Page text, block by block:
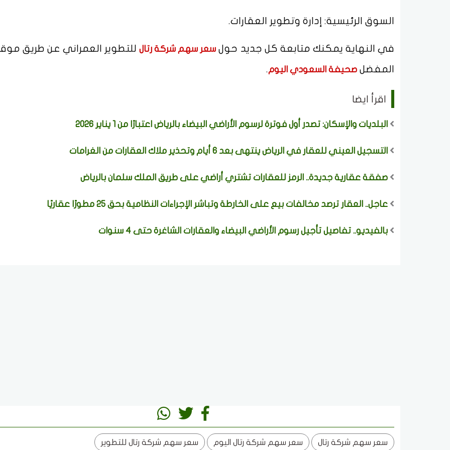
السوق الرئيسية: إدارة وتطوير العقارات.
في النهاية يمكنك متابعة كل جديد حول سعر سهم شركة رتال للتطوير العمراني عن طريق
المفضل صحيفة السعودي اليوم.
اقرأ ايضا
البلديات والإسكان: تصدر أول فوترة لرسوم الأراضي البيضاء بالرياض اعتبارًا من 1 يناير 2026
التسجيل العيني للعقار في الرياض ينتهى بعد 6 أيام وتحذير ملاك العقارات من الغرامات
صفقة عقارية جديدة.. الرمز للعقارات تشتري أراضي على طريق الملك سلمان بالرياض
عاجل.. العقار ترصد مخالفات بيع على الخارطة وتباشر الإجراءات النظامية بحق 25 مطورًا عقاريًا
بالفيديو.. تفاصيل تأجيل رسوم الأراضي البيضاء والعقارات الشاغرة حتى 4 سنوات
سعر سهم شركة رتال سعر سهم شركة رتال اليوم سعر سهم شركة رتال للتطوير